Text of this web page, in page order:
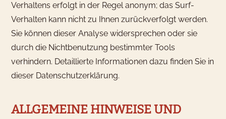
Verhaltens erfolgt in der Regel anonym; das Surf-
Verhalten kann nicht zu Ihnen zurückverfolgt werden.
Sie können dieser Analyse widersprechen oder sie
durch die Nichtbenutzung bestimmter Tools
verhindern. Detaillierte Informationen dazu finden Sie in
dieser Datenschutzerklärung.
ALLGEMEINE HINWEISE UND